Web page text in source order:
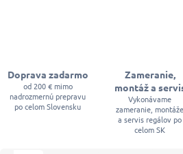
Doprava zadarmo
od 200 € mimo
nadrozmernú prepravu
po celom Slovensku
Zameranie,
montáž a
Vykonávame
zameranie, montáže
a servis regálov po
celom SK